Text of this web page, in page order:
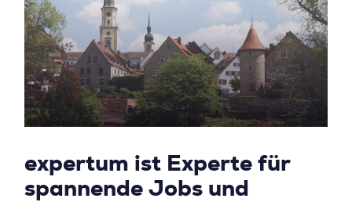
expertum ist Experte für
spannende Jobs und